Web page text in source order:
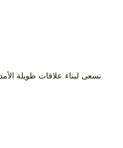
نسعى لبناء علاقات طويلة